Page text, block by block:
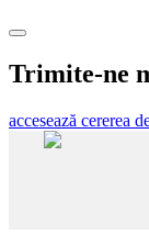
Trimite-ne
accesează cererea